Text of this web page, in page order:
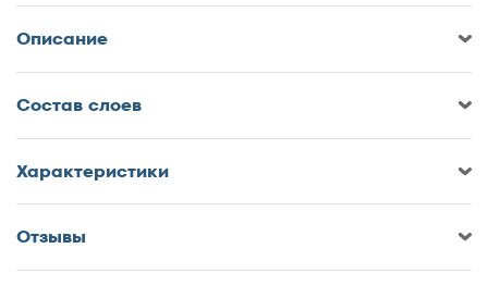
75x190
75x200
80x180
80x185
80x186
80x190
Описание
Cостав слоев
Характеристики
Отзывы
Оставить отзыв о Матрас